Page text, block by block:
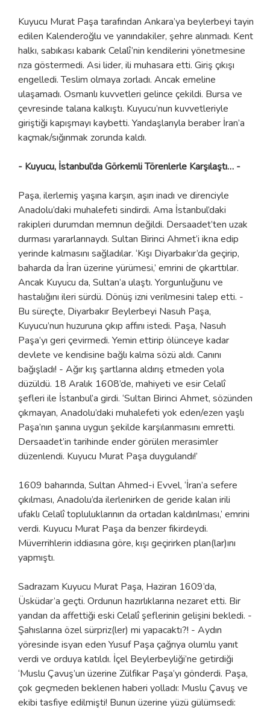
Kuyucu Murat Paşa tarafından Ankara’ya beylerbeyi tayin
edilen Kalenderoğlu ve yanındakiler, şehre alınmadı. Kent
halkı, sabıkası kabarık Celalî’nin kendilerini yönetmesine
rıza göstermedi. Asi lider, ili muhasara etti. Giriş çıkışı
engelledi. Teslim olmaya zorladı. Ancak emeline
ulaşamadı. Osmanlı kuvvetleri gelince çekildi. Bursa ve
çevresinde talana kalkıştı. Kuyucu’nun kuvvetleriyle
giriştiği kapışmayı kaybetti. Yandaşlarıyla beraber İran’a
kaçmak/sığınmak zorunda kaldı.
- Kuyucu, İstanbul’da Görkemli Törenlerle Karşılaştı… -
Paşa, ilerlemiş yaşına karşın, aşırı inadı ve direnciyle
Anadolu’daki muhalefeti sindirdi. Ama İstanbul’daki
rakipleri durumdan memnun değildi. Dersaadet’ten uzak
durması yararlarınaydı. Sultan Birinci Ahmet’i ikna edip
yerinde kalmasını sağladılar. ‘Kışı Diyarbakır’da geçirip,
baharda da İran üzerine yürümesi,’ emrini de çıkarttılar.
Ancak Kuyucu da, Sultan’a ulaştı. Yorgunluğunu ve
hastalığını ileri sürdü. Dönüş izni verilmesini talep etti. -
Bu süreçte, Diyarbakır Beylerbeyi Nasuh Paşa,
Kuyucu’nun huzuruna çıkıp affını istedi. Paşa, Nasuh
Paşa’yı geri çevirmedi. Yemin ettirip ölünceye kadar
devlete ve kendisine bağlı kalma sözü aldı. Canını
bağışladı! - Ağır kış şartlarına aldırış etmeden yola
düzüldü. 18 Aralık 1608’de, mahiyeti ve esir Celalî
şefleri ile İstanbul’a girdi. ‘Sultan Birinci Ahmet, sözünden
çıkmayan, Anadolu’daki muhalefeti yok eden/ezen yaşlı
Paşa’nın şanına uygun şekilde karşılanmasını emretti.
Dersaadet’in tarihinde ender görülen merasimler
düzenlendi. Kuyucu Murat Paşa duygulandı!’
1609 baharında, Sultan Ahmed-i Evvel, ‘İran’a sefere
çıkılması, Anadolu’da ilerlenirken de geride kalan irili
ufaklı Celalî topluluklarının da ortadan kaldırılması,’ emrini
verdi. Kuyucu Murat Paşa da benzer fikirdeydi.
Müverrihlerin iddiasına göre, kışı geçirirken plan(lar)ını
yapmıştı.
Sadrazam Kuyucu Murat Paşa, Haziran 1609’da,
Üsküdar’a geçti. Ordunun hazırlıklarına nezaret etti. Bir
yandan da affettiği eski Celalî şeflerinin gelişini bekledi. -
Şahıslarına özel sürpriz(ler) mi yapacaktı?! - Aydın
yöresinde isyan eden Yusuf Paşa çağrıya olumlu yanıt
verdi ve orduya katıldı. İçel Beylerbeyliği’ne getirdiği
‘Muslu Çavuş’un üzerine Zülfikar Paşa’yı gönderdi. Paşa,
çok geçmeden beklenen haberi yolladı: Muslu Çavuş ve
ekibi tasfiye edilmişti! Bunun üzerine yüzü gülümsedi: